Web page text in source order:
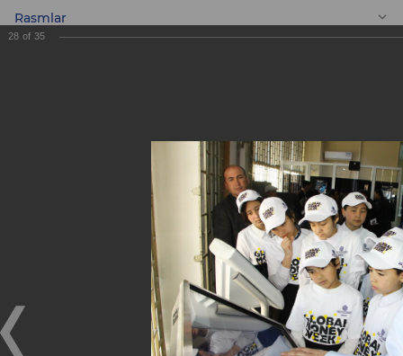
Rasmlar
Haftaligi (GMW)
arafasida ASIA
ALLIANCE BANK
filiallariga maktab
o‘quvchilari uchun
ekskursiya!
28 of 35